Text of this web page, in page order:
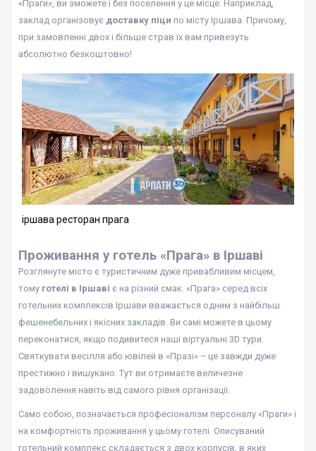
«Праги», ви зможете і без поселення у це місце. Наприклад,
заклад організовує доставку піци по місту Іршава. Причому,
при замовленні двох і більше страв їх вам привезуть
абсолютно безкоштовно!
іршава ресторан прага
Проживання у готель «Прага» в Іршаві
Розглянуте місто є туристичним дуже привабливим місцем,
тому готелі в Іршаві є на різний смак. «Прага» серед всіх
готельних комплексів Іршави вважається одним з найбільш
фешенебельних і якісних закладів. Ви самі можете в цьому
переконатися, якщо подивитеся наші віртуальні 3D тури.
Святкувати весілля або ювілей в «Празі» – це завжди дуже
престижно і вишукано. Тут ви отримаєте величезне
задоволення навіть від самого рівня організації.
Само собою, позначається професіоналізм персоналу «Праги» і
на комфортність проживання у цьому готелі. Описуваний
готельний комплекс складається з двох корпусів, в яких